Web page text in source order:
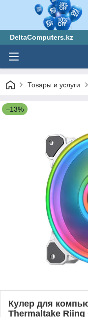
DeltaComputers.kz
Товары и услуги
–13%
Кулер для
Thermaltake Riing